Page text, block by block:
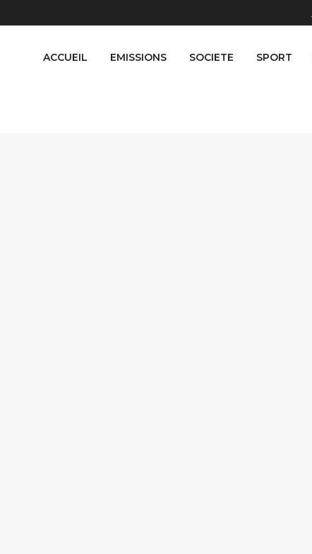
ACCUEIL EMISSIONS SOCIETE SPORT